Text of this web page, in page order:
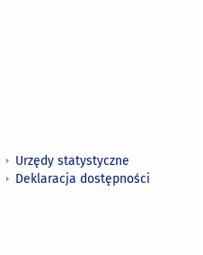
Urzędy statystyczne
Deklaracja dostępności